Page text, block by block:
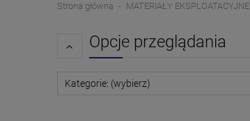
Strona główna MATERIAŁY EKSPLOATACYJNE
Opcje przeglądania
Kategorie: (wybierz)